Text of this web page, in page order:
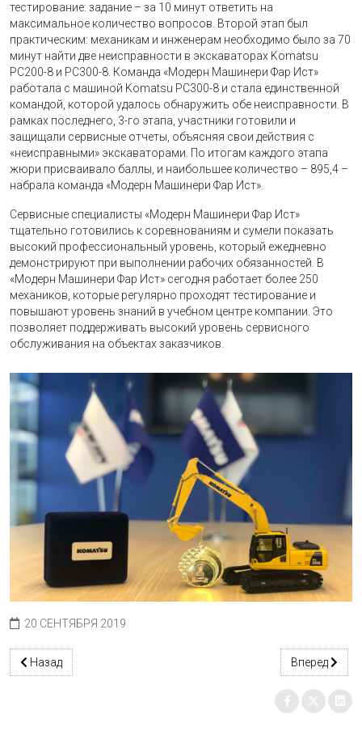
тестирование: задание – за 10 минут ответить на
максимальное количество вопросов. Второй этап был
практическим: механикам и инженерам необходимо было за 70
минут найти две неисправности в экскаваторах Komatsu
PC200-8 и PC300-8. Команда «Модерн Машинери Фар Ист»
работала с машиной Komatsu PC300-8 и стала единственной
командой, которой удалось обнаружить обе неисправности. В
рамках последнего, 3-го этапа, участники готовили и
защищали сервисные отчеты, объясняя свои действия с
«неисправными» экскаваторами. По итогам каждого этапа
жюри присваивало баллы, и наибольшее количество – 895,4 –
набрала команда «Модерн Машинери Фар Ист».
Сервисные специалисты «Модерн Машинери Фар Ист»
тщательно готовились к соревнованиям и сумели показать
высокий профессиональный уровень, который ежедневно
демонстрируют при выполнении рабочих обязанностей. В
«Модерн Машинери Фар Ист» сегодня работает более 250
механиков, которые регулярно проходят тестирование и
повышают уровень знаний в учебном центре компании. Это
позволяет поддерживать высокий уровень сервисного
обслуживания на объектах заказчиков.
20 СЕНТЯБРЯ 2019
Предыдущий: Бронза в Кубке мэра
Назад Следующий:
Вперед